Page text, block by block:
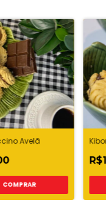
Avelã
COMPRAR